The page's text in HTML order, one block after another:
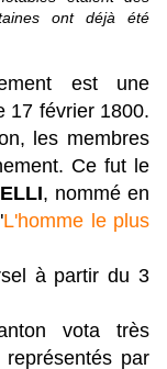
ont déjà été
est une
17 février 1800.
les membres
Ce fut le
, nommé en
L'homme le plus
à partir du 3
vota très
par